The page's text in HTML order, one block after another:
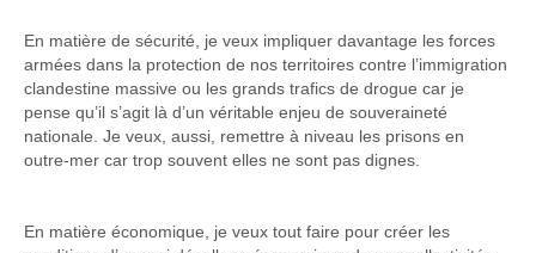
En matière de sécurité, je veux impliquer davantage les forces
armées dans la protection de nos territoires contre l’immigration
clandestine massive ou les grands trafics de drogue car je
pense qu’il s’agit là d’un véritable enjeu de souveraineté
nationale. Je veux, aussi, remettre à niveau les prisons en
outre-mer car trop souvent elles ne sont pas dignes.
En matière économique, je veux tout faire pour créer les